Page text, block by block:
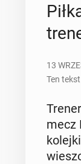
13
Ten
mecz